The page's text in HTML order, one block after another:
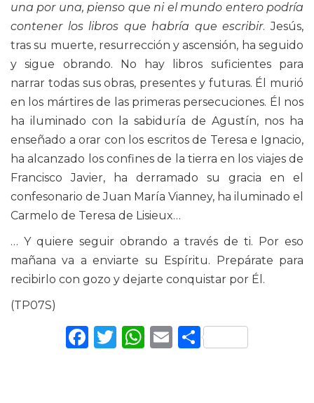
una por una, pienso que ni el mundo entero podría
contener los libros que habría que escribir. Jesús,
tras su muerte, resurrección y ascensión, ha seguido
y sigue obrando. No hay libros suficientes para
narrar todas sus obras, presentes y futuras. Él murió
en los mártires de las primeras persecuciones. Él nos
ha iluminado con la sabiduría de Agustín, nos ha
enseñado a orar con los escritos de Teresa e Ignacio,
ha alcanzado los confines de la tierra en los viajes de
Francisco Javier, ha derramado su gracia en el
confesonario de Juan María Vianney, ha iluminado el
Carmelo de Teresa de Lisieux…
… Y quiere seguir obrando a través de ti. Por eso
mañana va a enviarte su Espíritu. Prepárate para
recibirlo con gozo y dejarte conquistar por Él.
(TP07S)
Facebook
Twitter
WhatsApp
Email